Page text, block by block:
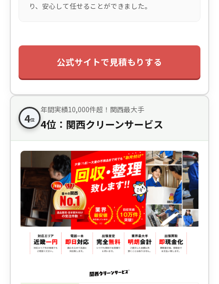
り、安心して任せることができました。
公式サイトで見積もりする
4位
年間実績10,000件超！関西最大手
4位：関西クリーンサービス